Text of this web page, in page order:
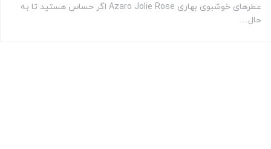
عطرهای خوشبوی بهاری Azaro Jolie Rose اگر حساس هستید تا به
حال…